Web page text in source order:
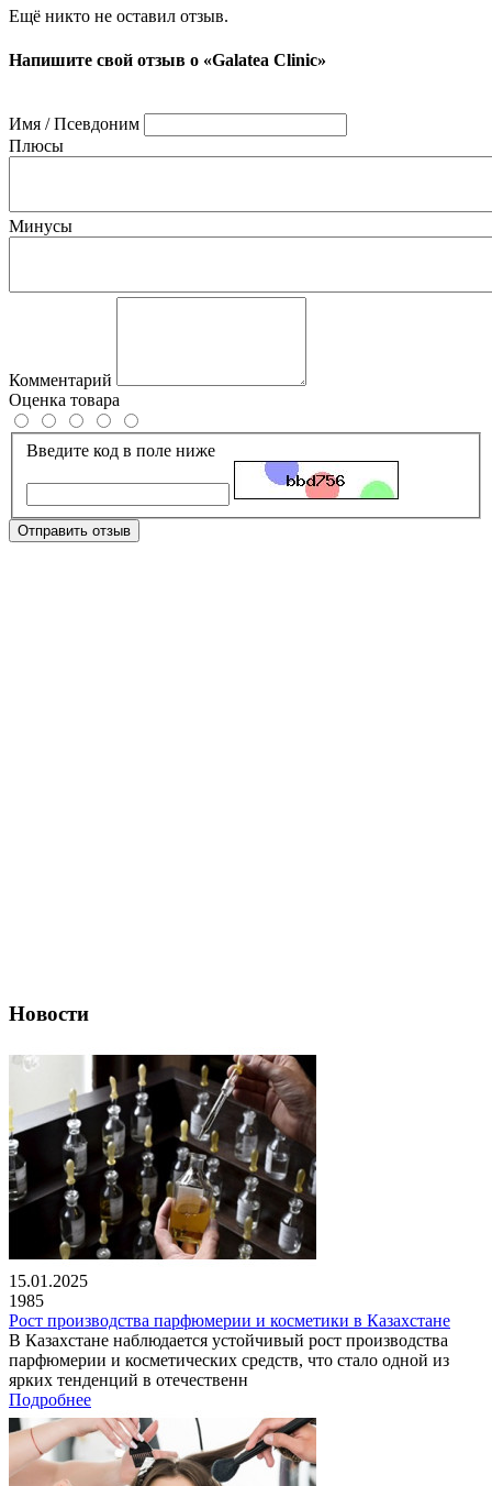
Ещё никто не оставил отзыв.
Напишите свой отзыв о «Galatea Clinic»
Имя / Псевдоним
Плюсы
Минусы
Комментарий
Оценка товара
Введите код в поле ниже
Отправить отзыв
Новости
15.01.2025
1985
Рост производства парфюмерии и косметики в Казахстане
В Казахстане наблюдается устойчивый рост производства
парфюмерии и косметических средств, что стало одной из
ярких тенденций в отечественн
Подробнее